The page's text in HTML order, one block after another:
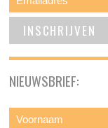
NIEUWSBRIEF: